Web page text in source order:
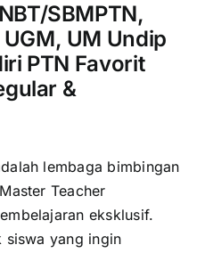
SBMPTN,
UM Undip
PTN Favorit
&
lembaga bimbingan
Teacher
eksklusif.
siswa yang ingin